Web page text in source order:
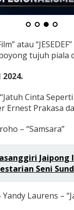
atau
tujuh piala
Cinta
Ernest Prakasa
– “Samsara”
Jaipong
Seni
Yandy Laurens –